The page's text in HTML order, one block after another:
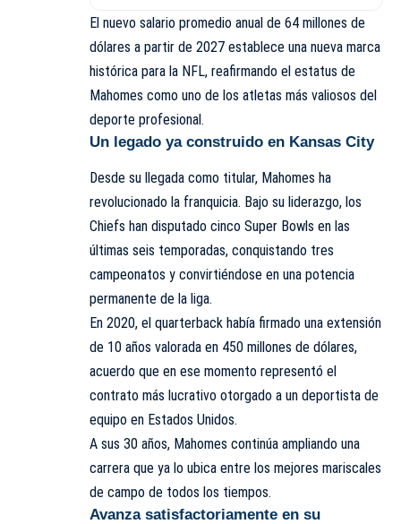
El nuevo salario promedio anual de 64 millones de
dólares a partir de 2027 establece una nueva marca
histórica para la NFL, reafirmando el estatus de
Mahomes como uno de los atletas más valiosos del
deporte profesional.
Un legado ya construido en Kansas City
Desde su llegada como titular, Mahomes ha
revolucionado la franquicia. Bajo su liderazgo, los
Chiefs han disputado cinco Super Bowls en las
últimas seis temporadas, conquistando tres
campeonatos y convirtiéndose en una potencia
permanente de la liga.
En 2020, el quarterback había firmado una extensión
de 10 años valorada en 450 millones de dólares,
acuerdo que en ese momento representó el
contrato más lucrativo otorgado a un deportista de
equipo en Estados Unidos.
A sus 30 años, Mahomes continúa ampliando una
carrera que ya lo ubica entre los mejores mariscales
de campo de todos los tiempos.
Avanza satisfactoriamente en su